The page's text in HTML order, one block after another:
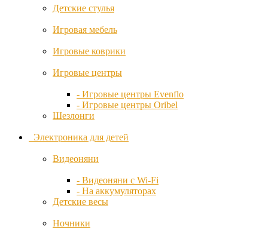
Noordline
Nuna
Oribel
OSANN
Oyster
Pabobo
Peg-
Perego
Детские стулья
Игровая мебель
Игровые коврики
Игровые центры
- Игровые центры Evenflo
- Игровые центры Oribel
Шезлонги
Электроника для детей
Видеоняни
- Видеоняни с Wi-Fi
- На аккумуляторах
Детские весы
Ночники